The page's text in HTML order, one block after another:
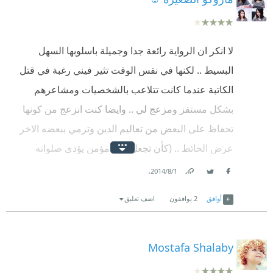
لا انكر ان الرواية رائعة جدا وجميلة باسلوبها السهل
البسيط .. لكنها في نفس الوقت تثير فيني رغبة في قتل
الكاتبة عندما كانت تتلاعب بالشخصيات ومشاعرهم
بشكل مستفز ومزعج لي .. وايضا كنت انزعج من كونها
تحفاظ على البعض من تعاليم الدين وترمي ببعضه الاخر
عرض الحائط .. (كأن تجعل وليد مؤمن يؤدي صلواته
باستقامة تامة .. وفي نفس الوقت تجعل منه مجرم
بهذا الامر وضرورة كبح الغضب والنفس) .. كما وانها ايضا (
احد من العائلة برفقتها ,, لكن فس نفس الوقت نجدها
تذهب وتجيء من الكلية رفقة زميلات لها لم تتعرف عليهن
1‏/8‏/2014
.
أوافق 2 يوافقون اضف تعليق
Mostafa Shalaby